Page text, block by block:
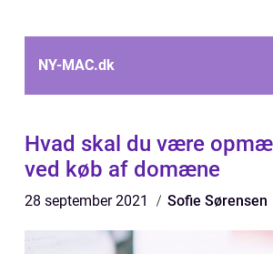
NY-MAC.dk
Hvad skal du være
ved køb af domæne
28 september 2021 Sofie Sørensen